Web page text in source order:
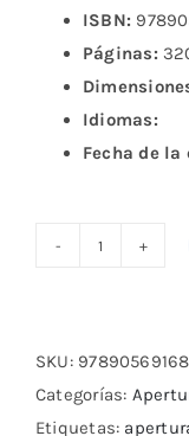
ISBN:
Páginas:
Idiomas:
Fecha de la
of
Positional
Chess-
SKU:
Categorías:
Etiquetas: